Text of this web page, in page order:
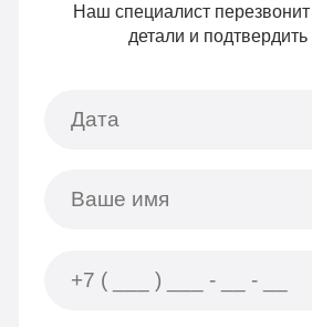
Наш специалист
детали и подтвердить